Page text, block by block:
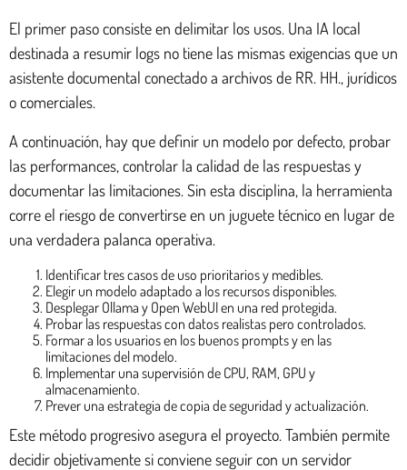
El primer paso consiste en delimitar los usos. Una IA local
destinada a resumir logs no tiene las mismas exigencias que un
asistente documental conectado a archivos de RR. HH., jurídicos
o comerciales.
A continuación, hay que definir un modelo por defecto, probar
las performances, controlar la calidad de las respuestas y
documentar las limitaciones. Sin esta disciplina, la herramienta
corre el riesgo de convertirse en un juguete técnico en lugar de
una verdadera palanca operativa.
Identificar tres casos de uso prioritarios y medibles.
Elegir un modelo adaptado a los recursos disponibles.
Desplegar Ollama y Open WebUI en una red protegida.
Probar las respuestas con datos realistas pero controlados.
Formar a los usuarios en los buenos prompts y en las
limitaciones del modelo.
Implementar una supervisión de CPU, RAM, GPU y
almacenamiento.
Prever una estrategia de copia de seguridad y actualización.
Este método progresivo asegura el proyecto. También permite
decidir objetivamente si conviene seguir con un servidor